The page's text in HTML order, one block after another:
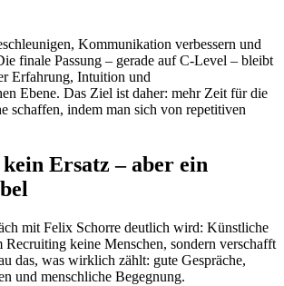
Kommunikation verbessern und
finale Passung – gerade auf C-Level – bleibt
Erfahrung, Intuition und
Ebene. Das Ziel ist daher: mehr Zeit für die
schaffen, indem man sich von repetitiven
Ersatz – aber ein
mit Felix Schorre deutlich wird: Künstliche
Recruiting keine Menschen, sondern verschafft
das, was wirklich zählt: gute Gespräche,
und menschliche Begegnung.